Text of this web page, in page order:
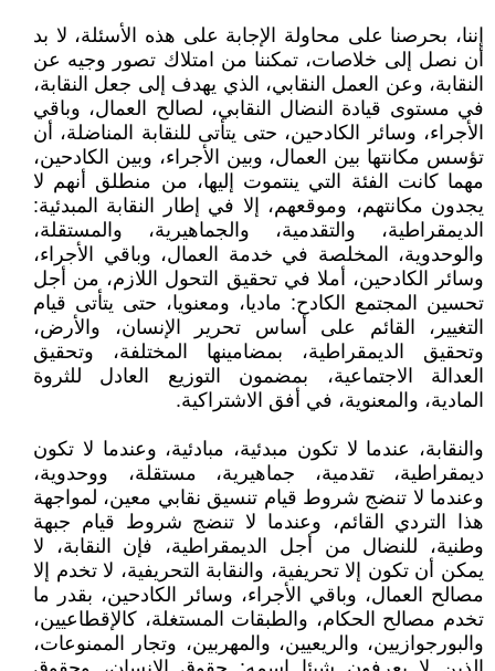
إننا، بحرصنا على محاولة الإجابة على هذه الأسئلة، لا بد
أن نصل إلى خلاصات، تمكننا من امتلاك تصور وجيه عن
النقابة، وعن العمل النقابي، الذي يهدف إلى جعل النقابة،
في مستوى قيادة النضال النقابي، لصالح العمال، وباقي
الأجراء، وسائر الكادحين، حتى يتأتى للنقابة المناضلة، أن
تؤسس مكانتها بين العمال، وبين الأجراء، وبين الكادحين،
مهما كانت الفئة التي ينتموت إليها، من منطلق أنهم لا
يجدون مكانتهم، وموقعهم، إلا في إطار النقابة المبدئية:
الديمقراطية، والتقدمية، والجماهيرية، والمستقلة،
والوحدوية، المخلصة في خدمة العمال، وباقي الأجراء،
وسائر الكادحين، أملا في تحقيق التحول اللازم، من أجل
تحسين المجتمع الكادح: ماديا، ومعنويا، حتى يتأتى قيام
التغيير، القائم على أساس تحرير الإنسان، والأرض،
وتحقيق الديمقراطية، بمضامينها المختلفة، وتحقيق
العدالة الاجتماعية، بمضمون التوزيع العادل للثروة
المادية، والمعنوية، في أفق الاشتراكية.
والنقابة، عندما لا تكون مبدئية، مبادئية، وعندما لا تكون
ديمقراطية، تقدمية، جماهيرية، مستقلة، ووحدوية،
وعندما لا تنضج شروط قيام تنسيق نقابي معين، لمواجهة
هذا التردي القائم، وعندما لا تنضج شروط قيام جبهة
وطنية، للنضال من أجل الديمقراطية، فإن النقابة، لا
يمكن أن تكون إلا تحريفية، والنقابة التحريفية، لا تخدم إلا
مصالح العمال، وباقي الأجراء، وسائر الكادحين، بقدر ما
تخدم مصالح الحكام، والطبقات المستغلة، كالإقطاعيين،
والبورجوازيين، والريعيين، والمهربين، وتجار الممنوعات،